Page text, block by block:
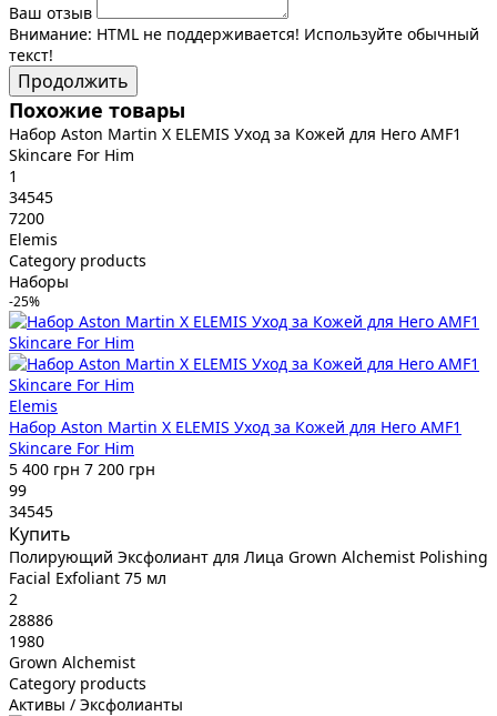
Ваш отзыв
Внимание: HTML не поддерживается! Используйте обычный
текст!
Продолжить
Похожие товары
Набор Aston Martin X ELEMIS Уход за Кожей для Него AMF1
Skincare For Him
1
34545
7200
Elemis
Category products
Наборы
-25%
Elemis
Набор Aston Martin X ELEMIS Уход за Кожей для Него AMF1
Skincare For Him
5 400 грн 7 200 грн
99
34545
Купить
Полирующий Эксфолиант для Лица Grown Alchemist Polishing
Facial Exfoliant 75 мл
2
28886
1980
Grown Alchemist
Category products
Активы / Эксфолианты